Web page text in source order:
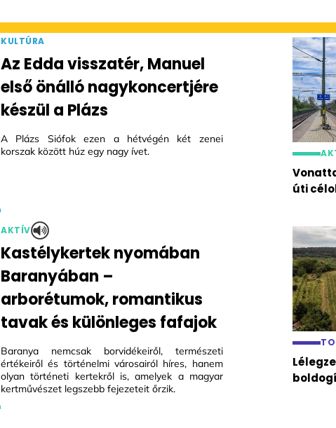
KULTÚRA
Az Edda visszatér, Manuel
első önálló nagykoncertjére
készül a Plázs
A Plázs Siófok ezen a hétvégén két zenei
korszak között húz egy nagy ívet.
úti
AKTÍV
Kastélykertek nyomában
Baranyában –
arborétumok, romantikus
tavak és különleges fafajok
Baranya nemcsak borvidékeiről, természeti
értékeiről és történelmi városairól híres, hanem
olyan történeti kertekről is, amelyek a magyar
kertművészet legszebb fejezeteit őrzik.